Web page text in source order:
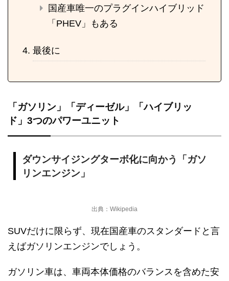
国産車唯一のプラグインハイブリッド
「PHEV」もある
最後に
「ガソリン」「ディーゼル」「ハイブリッ
ド」3つのパワーユニット
ダウンサイジングターボ化に向かう「ガソ
リンエンジン」
出典：Wikipedia
SUVだけに限らず、現在国産車のスタンダードと言
えばガソリンエンジンでしょう。
ガソリン車は、車両本体価格のバランスを含めた安